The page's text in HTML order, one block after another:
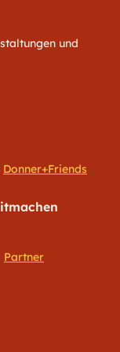
und
Donner+Friends
Partner